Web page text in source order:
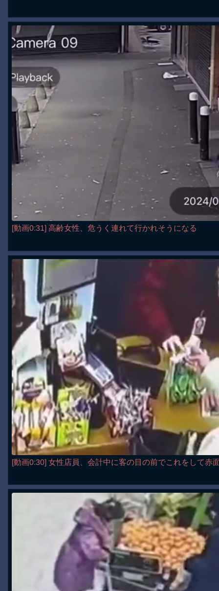
[動画0:31] 高齢女性、危うく連れて行かれそうになる
[動画0:30] 女性店員、会計中に客の目の前でこれをして赤